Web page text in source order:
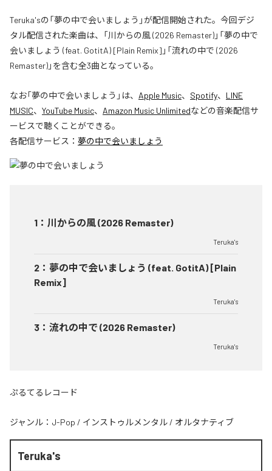
Teruka'sの「夢の中で会いましょう」が配信開始された。今回デジ
タル配信された楽曲は、「川からの風 (2026 Remaster)」「夢の中で
会いましょう (feat. GotitA) [Plain Remix]」「流れの中で (2026
Remaster)」を含む全3曲となっている。
なお「夢の中で会いましょう 」は、 Apple Music、 Spotify、 LINE
MUSIC、 YouTube Music、 Amazon Music Unlimitedなどの音楽配信サ
ービスで聴くことができる。
各配信サービス： 夢の中で会いましょう
1 ： 川からの風 (2026 Remaster)
Teruka's
2 ： 夢の中で会いましょう (feat. GotitA) [Plain
Remix]
Teruka's
3 ： 流れの中で (2026 Remaster)
Teruka's
ぷるてるレコード
ジャンル： J-Pop / インストゥルメンタル / オルタナティブ
Teruka's